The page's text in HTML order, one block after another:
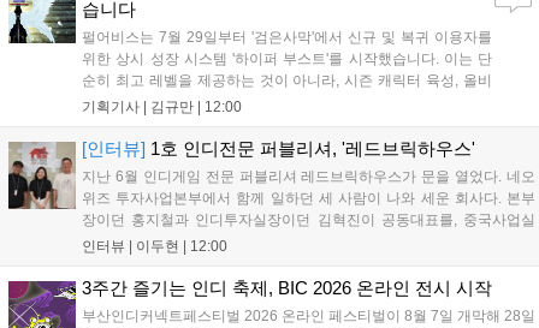
습니다
펄어비스는 7월 29일부터 '검은사막'에서 신규 및 복귀 이용자를
위한 상시 성장 시스템 '하이퍼 부스트'를 시작했습니다. 이는 단
순히 최고 레벨을 제공하는 것이 아니라, 시즌 캐릭터 육성, 올비
아 아카데미 수료, 아침의 나라 설화 진행 등 4단계 과정을 통해
용자는 과제를 완수하며 동(V) 투발라 장비와 검은별 무기, 카라
자드 장신구 등을 획득해 주요 콘텐츠에 진입할 수 있습니다....
기획기사 | 김규만 12:00
[인터뷰] 1호 인디전문 퍼블리셔, '레드브릭하우스'
지난 6월 인디게임 전문 퍼블리셔 레드브릭하우스가 문을 열었다. 네오
위즈 투자사업본부에서 함께 일하던 세 사람이 나와 세운 회사다. 본부
장이던 홍지철과 인디투자실장이던 김혁진이 공동대표를, 중국사업실
장이던 이민정이 이사를 맡았다. 출범 한 달여 만에 위메이드맥스의 전
들어왔다. 서비스 중인...
인터뷰 | 이두현 12:00
3주간 즐기는 인디 축제, BIC 2026 온라인 전시 시작
부산인디커넥트페스티벌 2026 온라인 페스티벌이 8월 7일 개막해 28일